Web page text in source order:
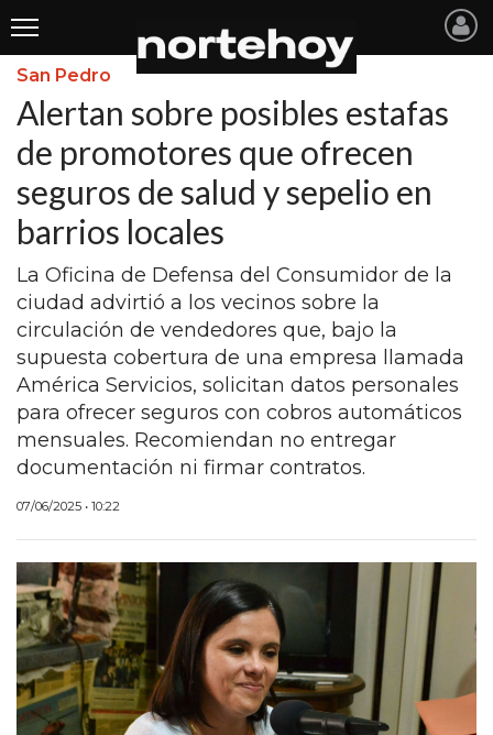
Últimas
Noticias
INICIO
NOTICIAS RECIENTES
SAN NICOLAS
RAMALLO
SAN PEDRO
PROVINCIA
PAIS
ECONOMÍA Y NEGOCIOS
ULTIMAS NOTICIAS
TEMAS DESTACADOS
TECNOLOGÍA
SERVICIOS
San Pedro
Alertan sobre posibles estafas
de promotores que ofrecen
seguros de salud y sepelio en
barrios locales
La Oficina de Defensa del Consumidor de la
ciudad advirtió a los vecinos sobre la
circulación de vendedores que, bajo la
supuesta cobertura de una empresa llamada
América Servicios, solicitan datos personales
para ofrecer seguros con cobros automáticos
mensuales. Recomiendan no entregar
documentación ni firmar contratos.
07/06/2025 • 10:22